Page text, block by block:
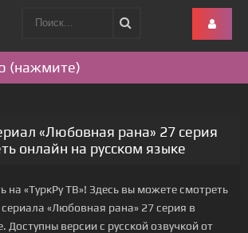
(нажмите)
«Любовная рана» 27 серия
онлайн на русском языке
на «ТуркРу ТВ»! Здесь вы можете смотреть
«Любовная рана» 27 серия в
Доступны версии с русской озвучкой от